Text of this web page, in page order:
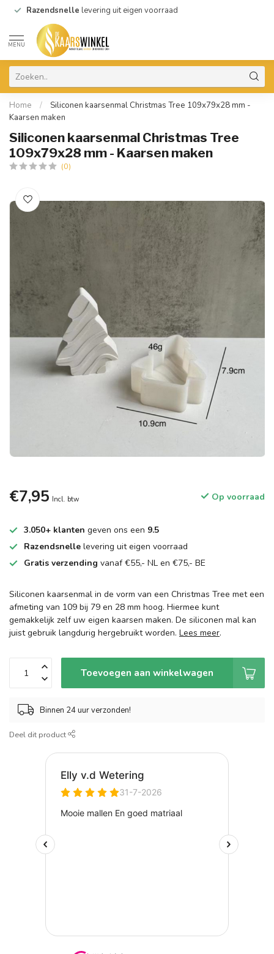
Razendsnelle levering uit eigen voorraad
MENU
Home /
Siliconen kaarsenmal Christmas Tree 109x79x28 mm -
Kaarsen maken
Siliconen kaarsenmal Christmas Tree
109x79x28 mm - Kaarsen maken
(0)
€7,95 Incl. btw Op voorraad
3.050+ klanten geven ons een 9.5
Razendsnelle levering uit eigen voorraad
Gratis verzending vanaf €55,- NL en €75,- BE
Siliconen kaarsenmal in de vorm van een Christmas Tree met een
afmeting van 109 bij 79 en 28 mm hoog. Hiermee kunt
gemakkelijk zelf uw eigen kaarsen maken. De siliconen mal kan
juist gebruik langdurig hergebruikt worden. Lees meer.
Toevoegen aan winkelwagen
Binnen 24 uur verzonden!
Deel dit product